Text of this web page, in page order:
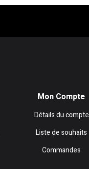
Mon Compte
Détails du compte
Liste de souhaits
Commandes